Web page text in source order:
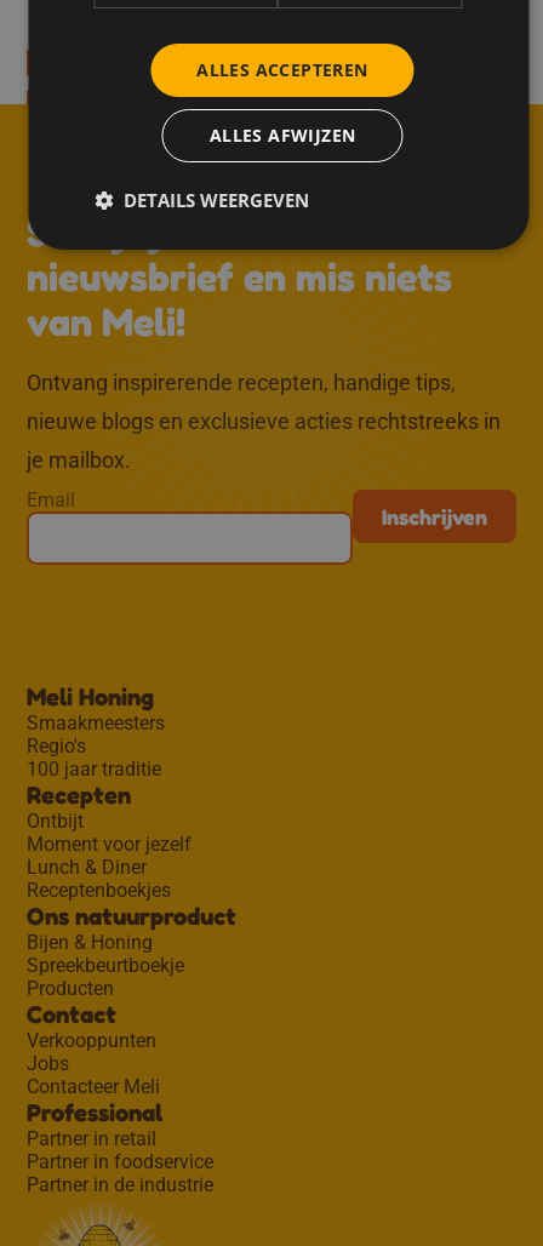
Ontdek het recept
↑
Schrijf je in voor de
nieuwsbrief en mis niets
van Meli!
Ontvang inspirerende recepten, handige tips,
nieuwe blogs en exclusieve acties rechtstreeks in
je mailbox.
Email
Meli Honing
Smaakmeesters
Regio's
100 jaar traditie
Recepten
Ontbijt
Moment voor jezelf
Lunch & Diner
Receptenboekjes
Ons natuurproduct
Bijen & Honing
Spreekbeurtboekje
Producten
Contact
Verkooppunten
Jobs
Contacteer Meli
Professional
Partner in retail
Partner in foodservice
Partner in de industrie
ALLES ACCEPTEREN
ALLES AFWIJZEN
DETAILS WEERGEVEN